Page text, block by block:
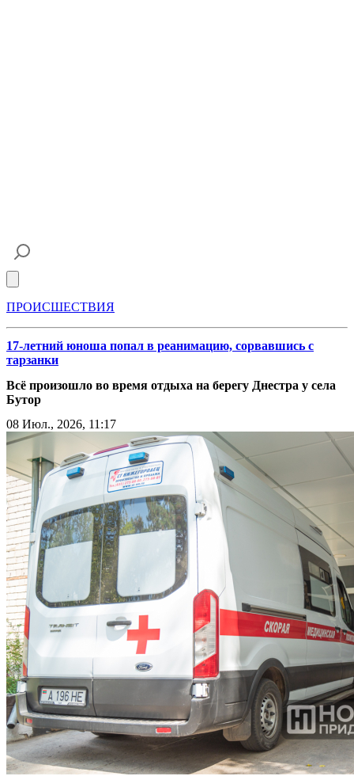
ПРОИСШЕСТВИЯ
17-летний юноша попал в реанимацию, сорвавшись с
тарзанки
Всё произошло во время отдыха на берегу Днестра у села
Бутор
08 Июл., 2026, 11:17